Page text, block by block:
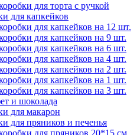
для торта с ручкой
для капкейков
для капкейков на 12 шт.
для капкейков на 9 шт.
для капкейков на 6 шт.
для капкейков на 4 шт.
для капкейков на 2 шт.
для капкейков на 1 шт.
для капкейков на 3 шт.
и шоколада
для макарон
для пряников и печенья
для пряников 20*15 см.